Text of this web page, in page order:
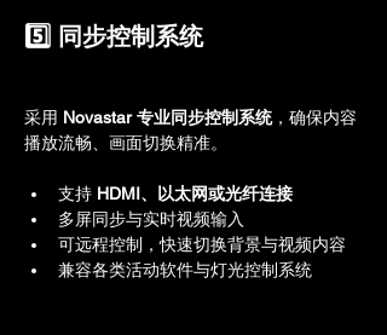
5️⃣ 同步控制系统
采用 Novastar 专业同步控制系统，确保内容
播放流畅、画面切换精准。
支持 HDMI、以太网或光纤连接
多屏同步与实时视频输入
可远程控制，快速切换背景与视频内容
兼容各类活动软件与灯光控制系统